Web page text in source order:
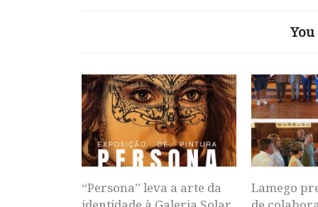
“Persona” leva a arte da
Lamego